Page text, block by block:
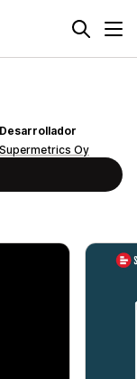
Desarrollador
Supermetrics Oy